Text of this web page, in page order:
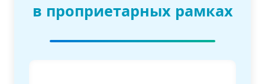
в проприетарных рамках